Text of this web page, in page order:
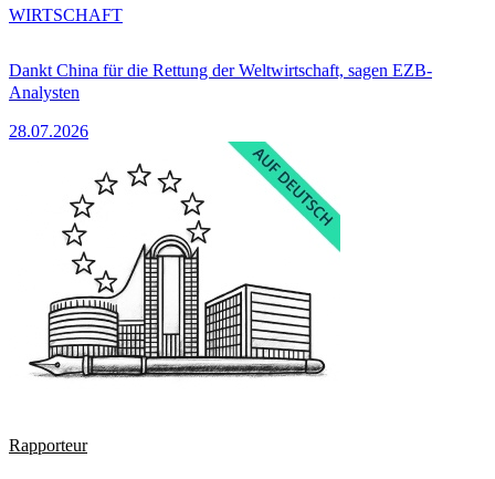
Dankt China für die Rettung der Weltwirtschaft, sagen EZB-
Analysten
28.07.2026
WIRTSCHAFT
Rapporteur